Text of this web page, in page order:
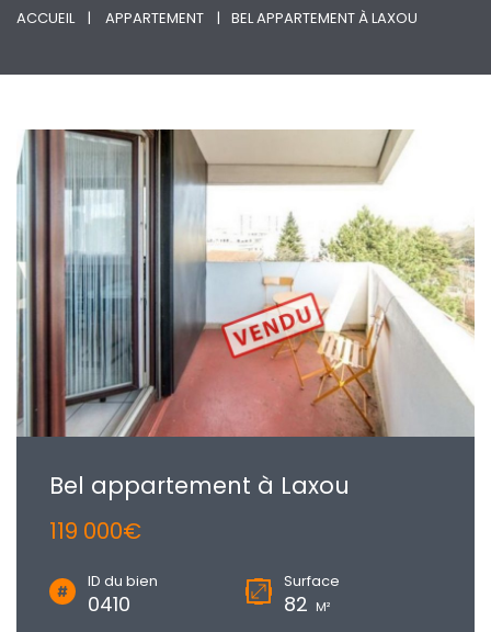
ACCUEIL APPARTEMENT BEL APPARTEMENT À LAXOU
Bel appartement à Laxou
119 000€
ID du bien
0410
Surface
82 M²